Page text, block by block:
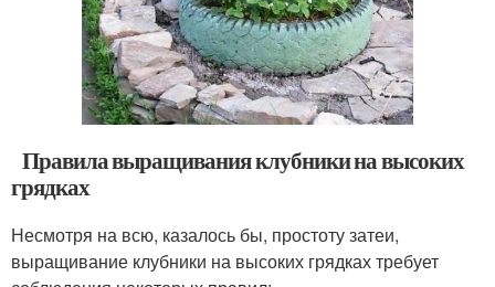
Правила выращивания клубники на высоких
грядках
Несмотря на всю, казалось бы, простоту затеи,
выращивание клубники на высоких грядках требует